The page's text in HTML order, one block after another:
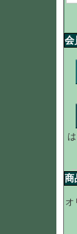
会
商
オ